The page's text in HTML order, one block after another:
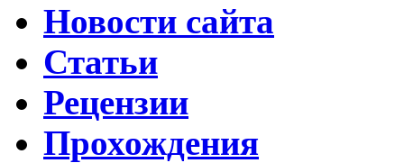
Новости сайта
Статьи
Рецензии
Прохождения